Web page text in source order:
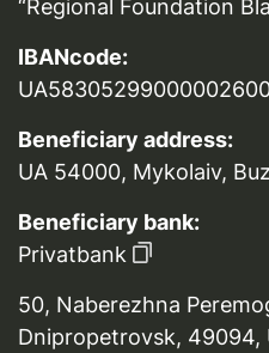
“Regional Foundation
IBANcode:
Beneficiary address:
UA 54000, Mykolaiv,
Beneficiary bank:
Privatbank
50, Naberezhna
Dnipropetrovsk, 49094,